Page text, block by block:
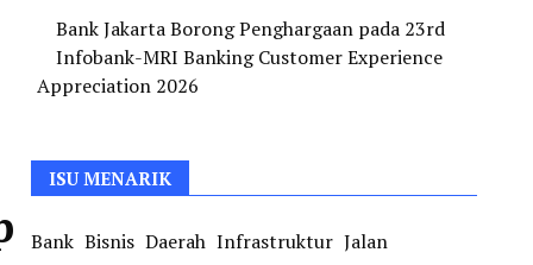
Bank Jakarta Borong Penghargaan pada 23rd
Infobank-MRI Banking Customer Experience
Appreciation 2026
ISU MENARIK
Bank Bisnis Daerah Infrastruktur Jalan